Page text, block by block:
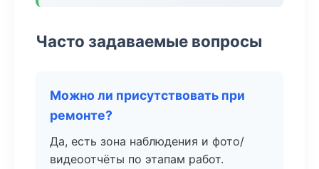
Часто задаваемые вопросы
Можно ли присутствовать при
ремонте?
Да, есть зона наблюдения и фото/
видеоотчёты по этапам работ.